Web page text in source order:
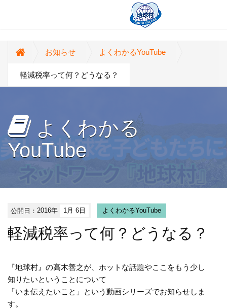
お知らせ よくわかるYouTube
軽減税率って何？どうなる？
よくわかる
YouTube
公開日：2016年 1月 6日 よくわかるYouTube
軽減税率って何？どうなる？
『地球村』の高木善之が、ホットな話題やここをもう少し
知りたいということについて
「いま伝えたいこと」という動画シリーズでお知らせしま
す。